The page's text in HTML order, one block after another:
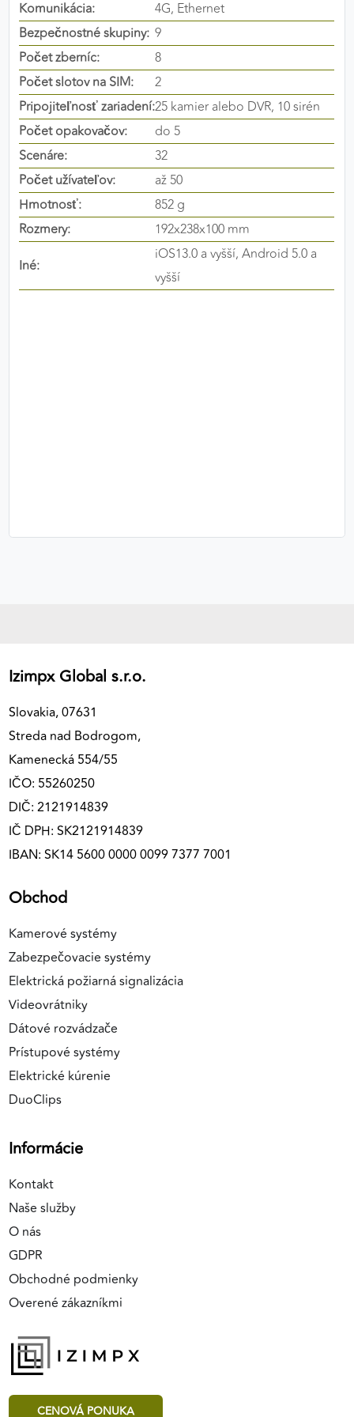
Komunikácia:
4G, Ethernet
Bezpečnostné skupiny: 9
Počet zberníc:
8
Počet slotov na SIM:
2
Pripojiteľnosť zariadení:25 kamier alebo DVR, 10 sirén
Počet opakovačov:
do 5
Scenáre:
32
Počet užívateľov:
až 50
Hmotnosť:
852 g
Rozmery:
192x238x100 mm
Iné:
iOS13.0 a vyšší, Android 5.0 a
vyšší
Izimpx Global s.r.o.
Slovakia, 07631
Streda nad Bodrogom,
Kamenecká 554/55
IČO: 55260250
DIČ: 2121914839
IČ DPH: SK2121914839
IBAN: SK14 5600 0000 0099 7377 7001
Obchod
Kamerové systémy
Zabezpečovacie systémy
Elektrická požiarná signalizácia
Videovrátniky
Dátové rozvádzače
Prístupové systémy
Elektrické kúrenie
DuoClips
Informácie
Kontakt
Naše služby
O nás
GDPR
Obchodné podmienky
Overené zákazníkmi
CENOVÁ PONUKA
výkon a funkčnosť našich stránok.
Google Analytics
Poskytovateľ:
MARKETINGOVÉ COOKIES
Marketingové cookies sa používajú na sledovanie
správania používateľov naprieč webovými
stránkami. Umožňujú nám a našim partnerom
zobrazovať cielenú a relevantnú reklamu, a to na
našom webe aj v reklamných sieťach tretích strán.